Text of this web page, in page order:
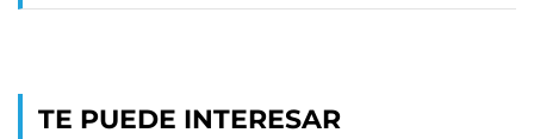
TE PUEDE INTERESAR